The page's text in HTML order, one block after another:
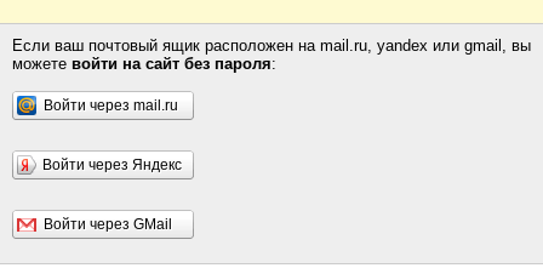
Если ваш почтовый ящик расположен на mail.ru, yandex или gmail, вы
можете войти на сайт без пароля:
Войти через mail.ru
Войти через Яндекс
Войти через GMail